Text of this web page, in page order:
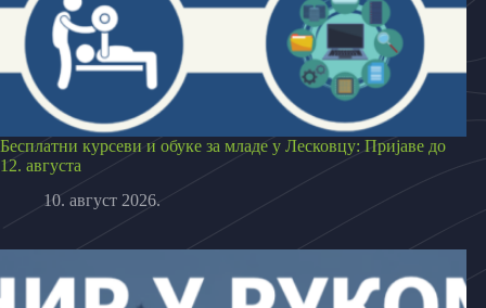
Бесплатни курсеви и обуке за младе у Лесковцу: Пријаве до
12. августа
10. август 2026.